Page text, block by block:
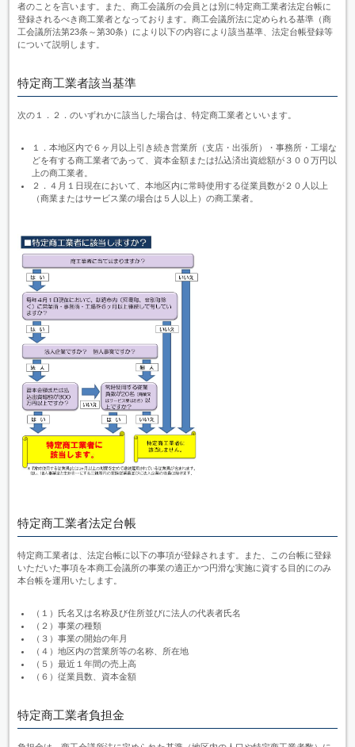
者のことを言います。また、商工会議所の会員とは別に特定商工業者法定台帳に
登録されるべき商工業者となっております。商工会議所法に定められる基準（商
工会議所法第23条～第30条）により以下の内容により該当基準、法定台帳登録等
について説明します。
特定商工業者該当基準
次の１．２．のいずれかに該当した場合は、特定商工業者といいます。
１．本地区内で６ヶ月以上引き続き営業所（支店・出張所）・事務所・工場な
どを有する商工業者であって、資本金額または払込済出資総額が３００万円以
上の商工業者。
２．４月１日現在において、本地区内に常時使用する従業員数が２０人以上
（商業またはサービス業の場合は５人以上）の商工業者。
特定商工業者法定台帳
特定商工業者は、法定台帳に以下の事項が登録されます。また、この台帳に登録
いただいた事項を本商工会議所の事業の適正かつ円滑な実施に資する目的にのみ
本台帳を運用いたします。
（１）氏名又は名称及び住所並びに法人の代表者氏名
（２）事業の種類
（３）事業の開始の年月
（４）地区内の営業所等の名称、所在地
（５）最近１年間の売上高
（６）従業員数、資本金額
特定商工業者負担金